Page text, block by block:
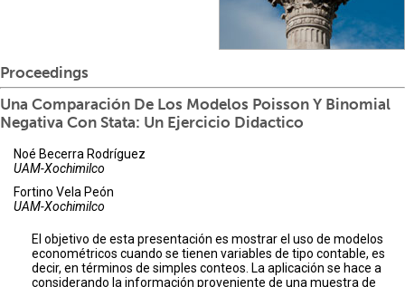
Proceedings
Una Comparación De Los Modelos Poisson Y Binomial
Negativa Con Stata: Un Ejercicio Didactico
Noé Becerra Rodríguez
UAM-Xochimilco
Fortino Vela Peón
UAM-Xochimilco
El objetivo de esta presentación es mostrar el uso de modelos
econométricos cuando se tienen variables de tipo contable, es
decir, en términos de simples conteos. La aplicación se hace a
considerando la información proveniente de una muestra de